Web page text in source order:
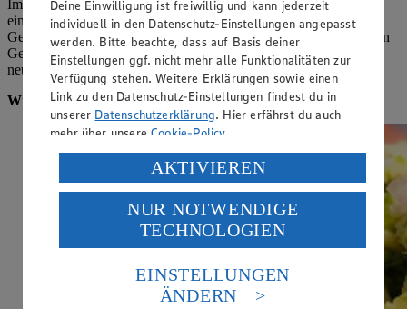
Im Herzen der Ferienregion Edersee gelegen ist unser Markt mit
einer Verkaufsfläche von 1200m² und 400m² separaten
Getränkemarkt 2014 neu entstanden. Mit einer individuellen neuen
Gestaltung, regionaler Verbundenheit bestimmt dieser Markt ein
neues Einkaufserlebnis.
Wir freuen uns auf Ihren Besuch!
Deine Einwilligung ist freiwillig und kann jederzeit
individuell in den Datenschutz-Einstellungen angepasst
werden. Bitte beachte, dass auf Basis deiner
Einstellungen ggf. nicht mehr alle Funktionalitäten zur
Verfügung stehen. Weitere Erklärungen sowie einen
Link zu den Datenschutz-Einstellungen findest du in
unserer Datenschutzerklärung. Hier erfährst du auch
mehr über unsereCookie-Policy.
Verarbeitung deiner personenbezogenen Daten in den
USA durch Facebook und YouTube:
Wenn du auf „Aktivieren“ klickst, willigst du im Sinne
des Art. 49 Abs. 1 Satz 1 lit. a) DSGVO ein, dass deine
Daten in den USA verarbeitet werden. Der EuGH sieht
die USA als Land mit einem nach europäischen
Standards nicht angemessenen Datenschutzniveau an.
Es besteht das Risiko eines Zugriffs durch US-
AKTIVIEREN
NUR NOTWENDIGE
TECHNOLOGIEN
EINSTELLUNGEN
ÄNDERN